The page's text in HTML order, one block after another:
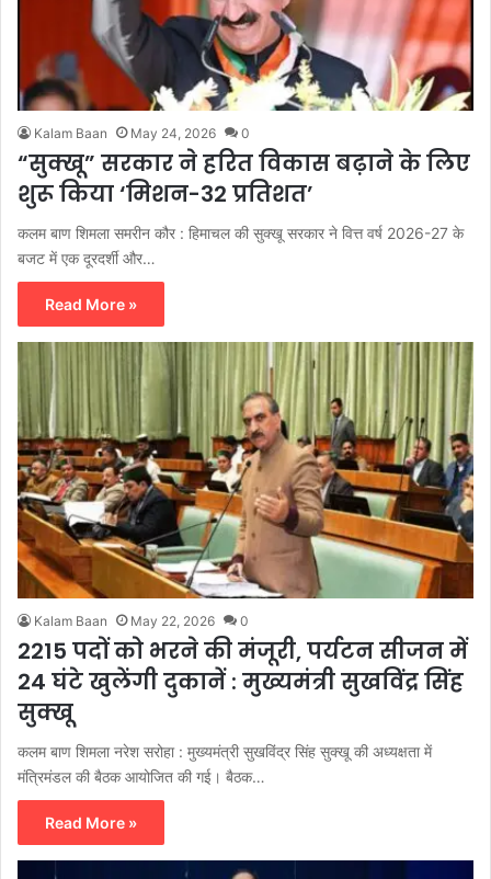
Kalam Baan May 24, 2026 0
“सुक्खू” सरकार ने हरित विकास बढ़ाने के लिए
शुरू किया ‘मिशन-32 प्रतिशत’
कलम बाण शिमला समरीन कौर : हिमाचल की सुक्खू सरकार ने वित्त वर्ष 2026-27 के
बजट में एक दूरदर्शी और…
Read More »
Kalam Baan May 22, 2026 0
2215 पदों को भरने की मंजूरी, पर्यटन सीजन में
24 घंटे खुलेंगी दुकानें : मुख्यमंत्री सुखविंद्र सिंह
सुक्खू
कलम बाण शिमला नरेश सरोहा : मुख्यमंत्री सुखविंद्र सिंह सुक्खू की अध्यक्षता में
मंत्रिमंडल की बैठक आयोजित की गई। बैठक…
Read More »